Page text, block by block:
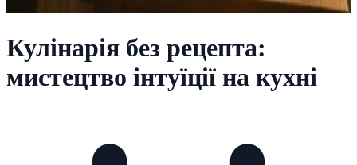
Кулінарія без рецепта:
мистецтво інтуїції на кухні